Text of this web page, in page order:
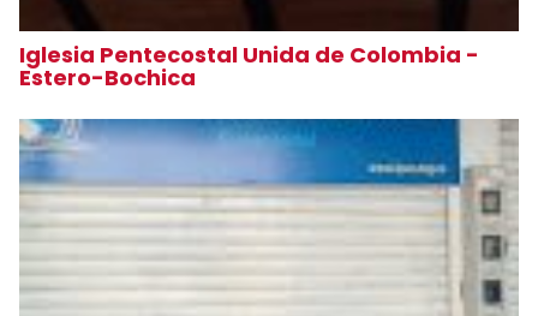
Iglesia Pentecostal Unida de Colombia -
Estero-Bochica